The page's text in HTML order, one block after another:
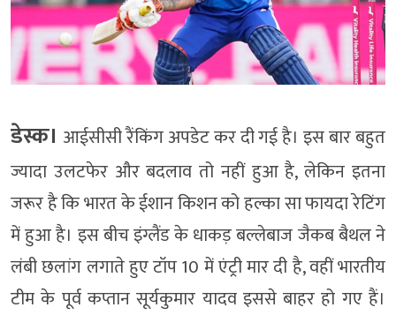
डेस्क। आईसीसी रैंकिंग अपडेट कर दी गई है। इस बार बहुत
ज्यादा उलटफेर और बदलाव तो नहीं हुआ है, लेकिन इतना
जरूर है कि भारत के ईशान किशन को हल्का सा फायदा रेटिंग
में हुआ है। इस बीच इंग्लैंड के धाकड़ बल्लेबाज जैकब बैथल ने
लंबी छलांग लगाते हुए टॉप 10 में एंट्री मार दी है, वहीं भारतीय
टीम के पूर्व कप्तान सूर्यकुमार यादव इससे बाहर हो गए हैं।